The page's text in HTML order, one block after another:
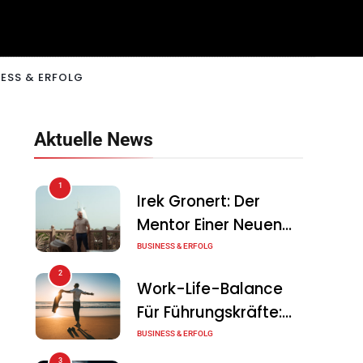
& ERFOLG
Aktuelle News
1
Irek Gronert: Der
Mentor Einer Neuen
Generation Von
BUSINESS & ERFOLG
2
Work-Life-Balance
Für Führungskräfte:
Illusion Oder Echte
BUSINESS & ERFOLG
3